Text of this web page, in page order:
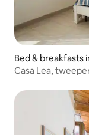
Bed & breakfasts
Casa Lea,